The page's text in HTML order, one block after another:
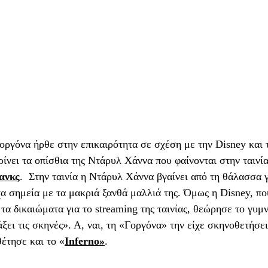
ήρθε στην επικαιρότητα σε σχέση με την Disney
τα οπίσθια της Ντάρυλ Χάννα που φαίνονται στην
.  Στην ταινία η Ντάρυλ Χάννα βγαίνει από τη θάλασσα
σημεία με τα μακριά ξανθά μαλλιά της. Όμως η Disney,
δικαιώματα για το streaming της ταινίας, θεώρησε το
τις σκηνές». Α, ναι, τη «Γοργόνα» την είχε
και το «Inferno».